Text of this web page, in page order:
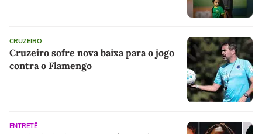
CRUZEIRO
Cruzeiro sofre nova baixa para o jogo
contra o Flamengo
ENTRETÊ